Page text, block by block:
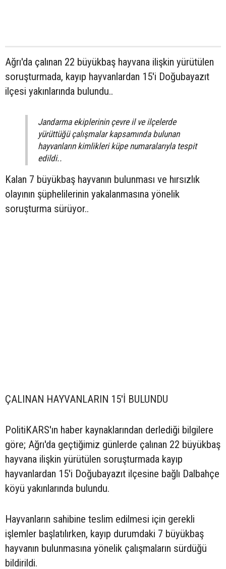
Ağrı'da çalınan 22 büyükbaş hayvana ilişkin yürütülen
soruşturmada, kayıp hayvanlardan 15'i Doğubayazıt
ilçesi yakınlarında bulundu..
Jandarma ekiplerinin çevre il ve ilçelerde
yürüttüğü çalışmalar kapsamında bulunan
hayvanların kimlikleri küpe numaralarıyla tespit
edildi..
Kalan 7 büyükbaş hayvanın bulunması ve hırsızlık
olayının şüphelilerinin yakalanmasına yönelik
soruşturma sürüyor..
ÇALINAN HAYVANLARIN 15'İ BULUNDU
PolitiKARS'ın haber kaynaklarından derlediği bilgilere
göre; Ağrı'da geçtiğimiz günlerde çalınan 22 büyükbaş
hayvana ilişkin yürütülen soruşturmada kayıp
hayvanlardan 15'i Doğubayazıt ilçesine bağlı Dalbahçe
köyü yakınlarında bulundu.
Hayvanların sahibine teslim edilmesi için gerekli
işlemler başlatılırken, kayıp durumdaki 7 büyükbaş
hayvanın bulunmasına yönelik çalışmaların sürdüğü
bildirildi.